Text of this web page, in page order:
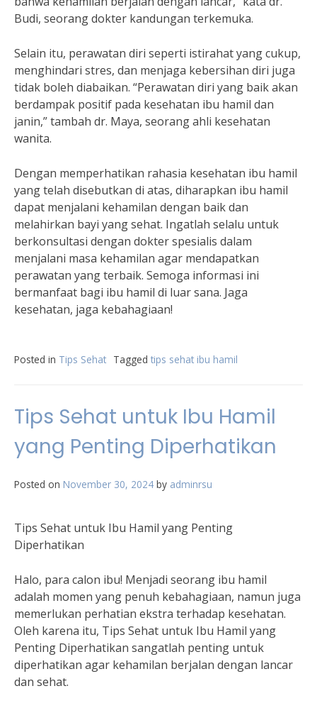
Budi, seorang dokter kandungan terkemuka.
Selain itu, perawatan diri seperti istirahat yang cukup,
menghindari stres, dan menjaga kebersihan diri juga
tidak boleh diabaikan. “Perawatan diri yang baik akan
berdampak positif pada kesehatan ibu hamil dan
janin,” tambah dr. Maya, seorang ahli kesehatan
wanita.
Dengan memperhatikan rahasia kesehatan ibu hamil
yang telah disebutkan di atas, diharapkan ibu hamil
dapat menjalani kehamilan dengan baik dan
melahirkan bayi yang sehat. Ingatlah selalu untuk
berkonsultasi dengan dokter spesialis dalam
menjalani masa kehamilan agar mendapatkan
perawatan yang terbaik. Semoga informasi ini
bermanfaat bagi ibu hamil di luar sana. Jaga
kesehatan, jaga kebahagiaan!
Posted in Tips Sehat Tagged tips sehat ibu hamil
Tips Sehat untuk Ibu Hamil
yang Penting Diperhatikan
Posted on November 30, 2024 by adminrsu
Tips Sehat untuk Ibu Hamil yang Penting
Diperhatikan
Halo, para calon ibu! Menjadi seorang ibu hamil
adalah momen yang penuh kebahagiaan, namun juga
memerlukan perhatian ekstra terhadap kesehatan.
Oleh karena itu, Tips Sehat untuk Ibu Hamil yang
Penting Diperhatikan sangatlah penting untuk
diperhatikan agar kehamilan berjalan dengan lancar
dan sehat.